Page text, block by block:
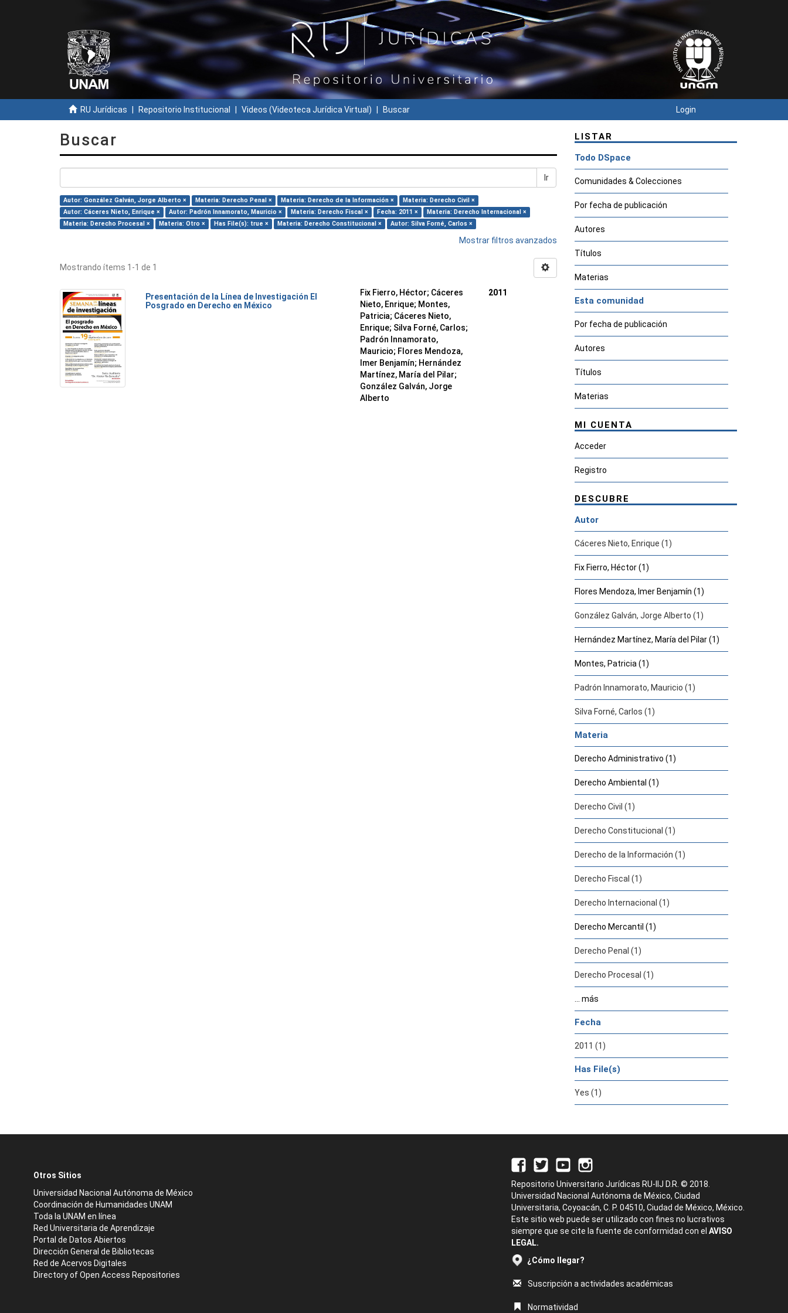
RU Jurídicas Repositorio Institucional Videos (Videoteca Jurídica Virtual) Buscar Login
Buscar
Ir
Autor: González Galván, Jorge Alberto × Materia: Derecho Penal × Materia: Derecho de la Información ×
Materia: Derecho Civil ×
Autor: Cáceres Nieto, Enrique ×
Autor: Padrón Innamorato, Mauricio × Materia: Derecho Fiscal × Fecha: 2011 ×
Materia: Derecho Internacional ×
Materia: Derecho Procesal ×
Materia: Otro × Has File(s): true × Materia: Derecho Constitucional × Autor: Silva Forné, Carlos ×
Mostrar filtros avanzados
Mostrando ítems 1-1 de 1
Presentación de la Línea de Investigación El
Posgrado en Derecho en México
Fix Fierro, Héctor; Cáceres
Nieto, Enrique; Montes,
Patricia; Cáceres Nieto,
Enrique; Silva Forné, Carlos;
Padrón Innamorato,
Mauricio; Flores Mendoza,
Imer Benjamín; Hernández
Martínez, María del Pilar;
González Galván, Jorge
Alberto
2011
LISTAR
Todo DSpace
Comunidades & Colecciones
Por fecha de publicación
Autores
Títulos
Materias
Esta comunidad
Por fecha de publicación
Autores
Títulos
Materias
MI CUENTA
Acceder
Registro
DESCUBRE
Autor
Cáceres Nieto, Enrique (1)
Fix Fierro, Héctor (1)
Flores Mendoza, Imer Benjamín (1)
González Galván, Jorge Alberto (1)
Hernández Martínez, María del Pilar (1)
Montes, Patricia (1)
Padrón Innamorato, Mauricio (1)
Silva Forné, Carlos (1)
Materia
Derecho Administrativo (1)
Derecho Ambiental (1)
Derecho Civil (1)
Derecho Constitucional (1)
Derecho de la Información (1)
Derecho Fiscal (1)
Derecho Internacional (1)
Derecho Mercantil (1)
Derecho Penal (1)
Derecho Procesal (1)
... más
Fecha
2011 (1)
Has File(s)
Yes (1)
Otros Sitios
Universidad Nacional Autónoma de México
Coordinación de Humanidades UNAM
Toda la UNAM en línea
Red Universitaria de Aprendizaje
Portal de Datos Abiertos
Dirección General de Bibliotecas
Red de Acervos Digitales
Directory of Open Access Repositories
Repositorio Universitario Jurídicas RU-IIJ D.R. © 2018.
Universidad Nacional Autónoma de México, Ciudad
Universitaria, Coyoacán, C. P. 04510, Ciudad de México, México.
Este sitio web puede ser utilizado con fines no lucrativos
siempre que se cite la fuente de conformidad con el AVISO
LEGAL.
¿Cómo llegar?
Suscripción a actividades académicas
Normatividad